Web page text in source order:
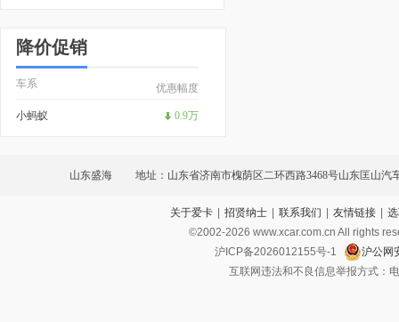
降价促销
车系 优惠幅度
小蚂蚁 0.9万
山东盛海 地址：山东省济南市槐荫区二环西路3468号山东匡山汽
北展厅西北角
关于爱卡 | 招贤纳士 | 联系我们 | 友情链接 |
©2002-2026 www.xcar.com.cn All rights
沪ICP备2026012155号-1
沪公网
互联网违法和不良信息举报方式：